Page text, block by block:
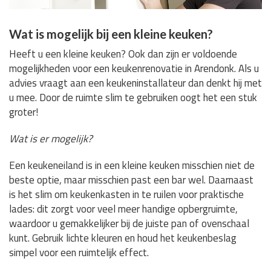
Wat is mogelijk bij een kleine keuken?
Heeft u een kleine keuken? Ook dan zijn er voldoende
mogelijkheden voor een keukenrenovatie in Arendonk. Als u
advies vraagt aan een keukeninstallateur dan denkt hij met
u mee. Door de ruimte slim te gebruiken oogt het een stuk
groter!
Wat is er mogelijk?
Een keukeneiland is in een kleine keuken misschien niet de
beste optie, maar misschien past een bar wel. Daarnaast
is het slim om keukenkasten in te ruilen voor praktische
lades: dit zorgt voor veel meer handige opbergruimte,
waardoor u gemakkelijker bij de juiste pan of ovenschaal
kunt. Gebruik lichte kleuren en houd het keukenbeslag
simpel voor een ruimtelijk effect.